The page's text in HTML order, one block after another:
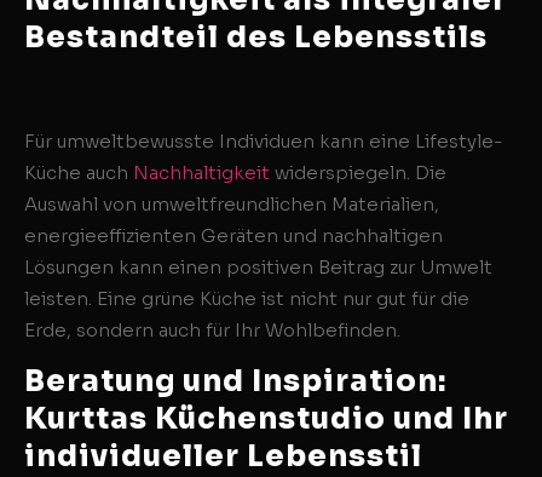
Bestandteil des Lebensstils
Für umweltbewusste Individuen kann eine Lifestyle-
Küche auch Nachhaltigkeit widerspiegeln. Die
Auswahl von umweltfreundlichen Materialien,
energieeffizienten Geräten und nachhaltigen
Lösungen kann einen positiven Beitrag zur Umwelt
leisten. Eine grüne Küche ist nicht nur gut für die
Erde, sondern auch für Ihr Wohlbefinden.
Beratung und Inspiration:
Kurttas Küchenstudio und Ihr
individueller Lebensstil